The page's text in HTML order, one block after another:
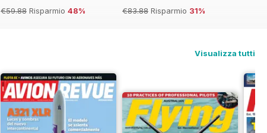
€59.88 Risparmio 48%
€83.88 Risparmio 31%
Visualizza tutti